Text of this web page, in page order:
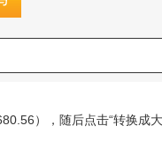
），随后点击“转换成